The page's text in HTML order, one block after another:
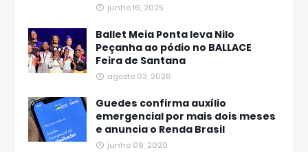
junho 16, 2025
Ballet Meia Ponta leva Nilo
Peçanha ao pódio no BALLACE
Feira de Santana
agosto 03, 2026
Guedes confirma auxílio
emergencial por mais dois meses
e anuncia o Renda Brasil
junho 09, 2020